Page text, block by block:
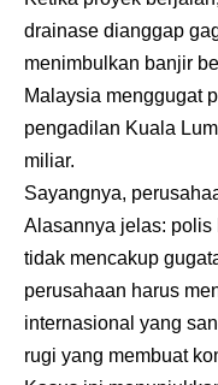
drainase dianggap
menimbulkan banjir
Malaysia menggugat
pengadilan Kuala
miliar.
Sayangnya,
Alasannya jelas: polis
tidak mencakup
perusahaan harus
internasional yang
rugi yang membuat